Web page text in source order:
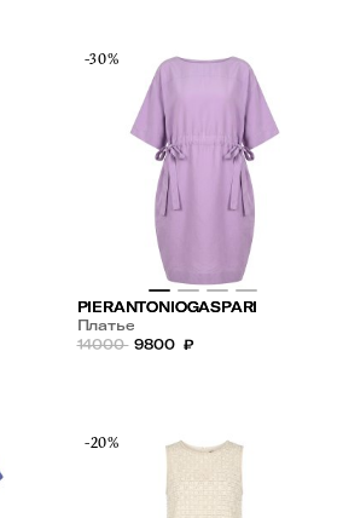
-30%
PIERANTONIOGASPARI
Платье
14000 9800 ₽
-20%